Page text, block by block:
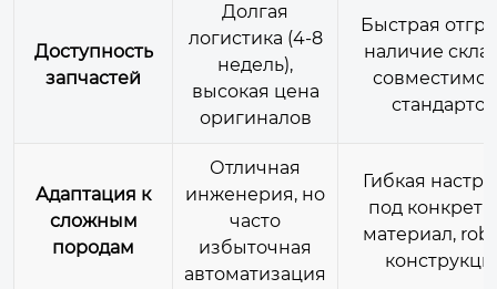
Доступность
запчастей
Долгая
логистика (4-8
недель),
высокая цена
оригиналов
Быстрая
наличие
стандартов
Адаптация к
сложным
породам
Отличная
инженерия, но
часто
избыточная
автоматизация
Гибкая
под
материал,